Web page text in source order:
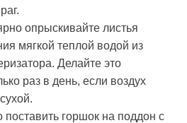
опрыскивайте листья
мягкой теплой водой из
Делайте это
раз в день, если воздух
горшок на поддон с